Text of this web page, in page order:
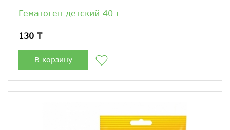
Гематоген детский 40 г
130 ₸
В корзину